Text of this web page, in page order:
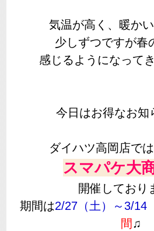
気温が高く、暖か
少しずつですが春
感じるようになって
今日はお得なお知
ダイハツ高岡店で
スマパケ大
開催しており
期間は2/27（土）～3/14
間 ♫